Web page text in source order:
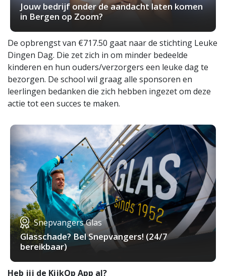
Jouw bedrijf onder de aandacht laten komen
in Bergen op Zoom?
De opbrengst van €717.50 gaat naar de stichting Leuke
Dingen Dag. Die zet zich in om minder bedeelde
kinderen en hun ouders/verzorgers een leuke dag te
bezorgen. De school wil graag alle sponsoren en
leerlingen bedanken die zich hebben ingezet om deze
actie tot een succes te maken.
Snepvangers Glas
Glasschade? Bel Snepvangers! (24/7
bereikbaar)
Heb jij de KijkOp App al?